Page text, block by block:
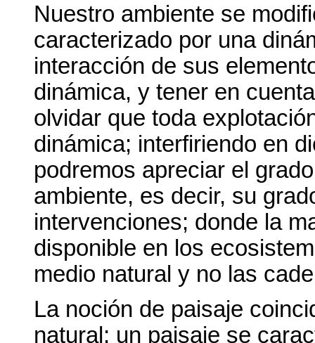
Nuestro ambiente se
caracterizado por una
interacción de sus
dinámica, y tener en
olvidar que toda
dinámica; interfiriendo en
podremos apreciar el
ambiente, es decir, su
intervenciones; donde la
disponible en los
medio natural y no las
La noción de paisaje
natural; un paisaje se